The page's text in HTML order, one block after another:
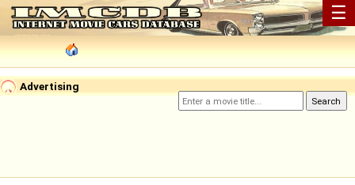
☰
Advertising